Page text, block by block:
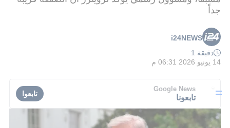
جداً
i24NEWS
دقيقة 1
14 يونيو 2026 06:31 م
Google News
تابعونا تابعوا